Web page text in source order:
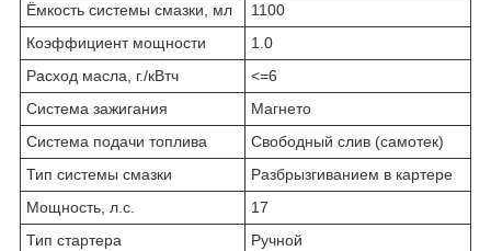
Ёмкость системы смазки, мл
1100
Коэффициент мощности
1.0
Расход масла, г./кВтч
<=6
Система зажигания
Магнето
Система подачи топлива
Свободный слив (самотек)
Тип системы смазки
Разбрызгиванием в картере
Мощность, л.с.
17
Тип стартера
Ручной